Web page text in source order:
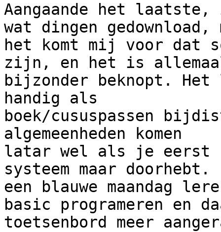
Aangaande het
wat dingen gedownload,
het komt mij voor dat
zijn, en het is
bijzonder beknopt.
handig als
boek/cususpassen
algemeenheden komen
latar wel als je eerst
systeem maar
een blauwe maandag
basic programeren en
toetsenbord meer